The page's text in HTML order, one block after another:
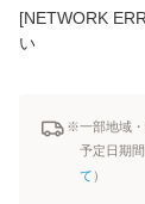
[NETWORK
い
※一部地域・
予定日期
て ）